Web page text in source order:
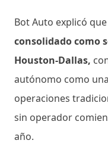
Bot Auto explicó que
consolidado como
Houston-Dallas,
autónomo como
operaciones
sin operador
año.